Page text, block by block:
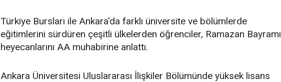
Türkiye Bursları ile Ankara'da farklı üniversite ve bölümlerde
eğitimlerini sürdüren çeşitli ülkelerden öğrenciler, Ramazan Bayramı
heyecanlarını AA muhabirine anlattı.
Ankara Üniversitesi Uluslararası İlişkiler Bölümünde yüksek lisans